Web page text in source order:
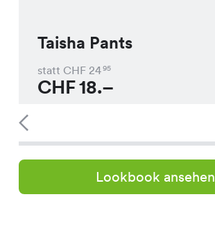
Taisha Pants
statt CHF 2495
CHF18.–
Lookbook ansehen